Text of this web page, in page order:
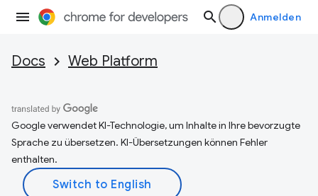
Anmelden
Docs Web Platform
Google verwendet KI-Technologie, um Inhalte in Ihre bevorzugte
Sprache zu übersetzen. KI-Übersetzungen können Fehler
enthalten.